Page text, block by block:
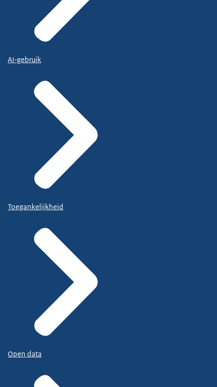
AI-gebruik
Toegankelijkheid
Open data